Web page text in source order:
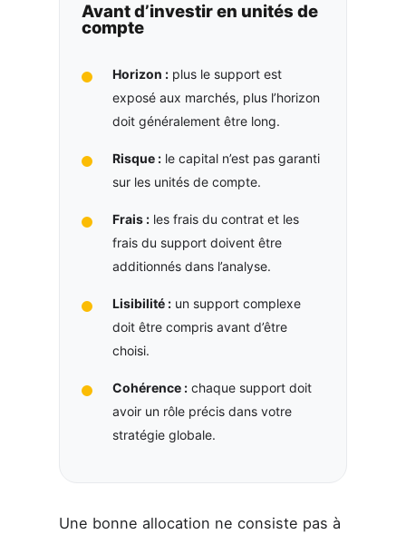
Avant d’investir en unités de
compte
Horizon :plus le support est
exposé aux marchés, plus l’horizon
doit généralement être long.
Risque :le capital n’est pas garanti
sur les unités de compte.
Frais :les frais du contrat et les
frais du support doivent être
additionnés dans l’analyse.
Lisibilité :un support complexe
doit être compris avant d’être
choisi.
Cohérence :chaque support doit
avoir un rôle précis dans votre
stratégie globale.
Une bonne allocation ne consiste pas à